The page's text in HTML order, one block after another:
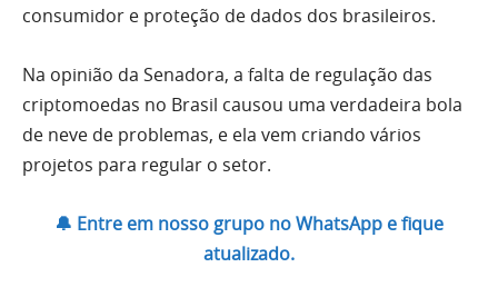
consumidor e proteção de dados dos brasileiros.
Na opinião da Senadora, a falta de regulação das
criptomoedas no Brasil causou uma verdadeira bola
de neve de problemas, e ela vem criando vários
projetos para regular o setor.
🔔 Entre em nosso grupo no WhatsApp e fique
atualizado.